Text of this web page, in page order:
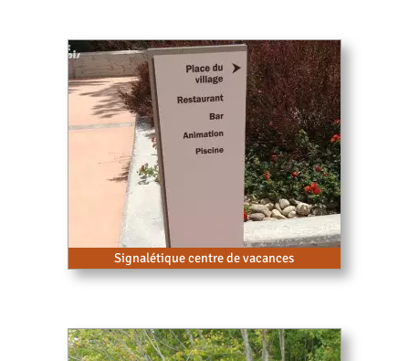
Signalétique centre de vacances